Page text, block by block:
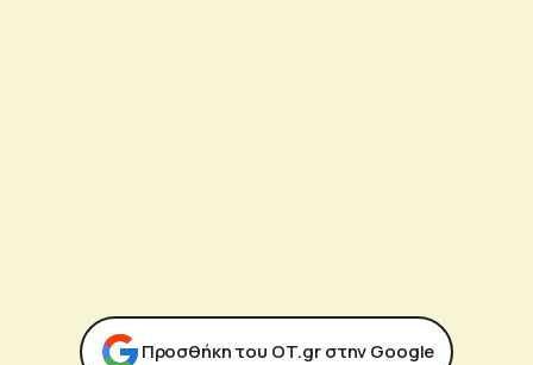
Προσθήκη του ΟΤ.gr στην Google